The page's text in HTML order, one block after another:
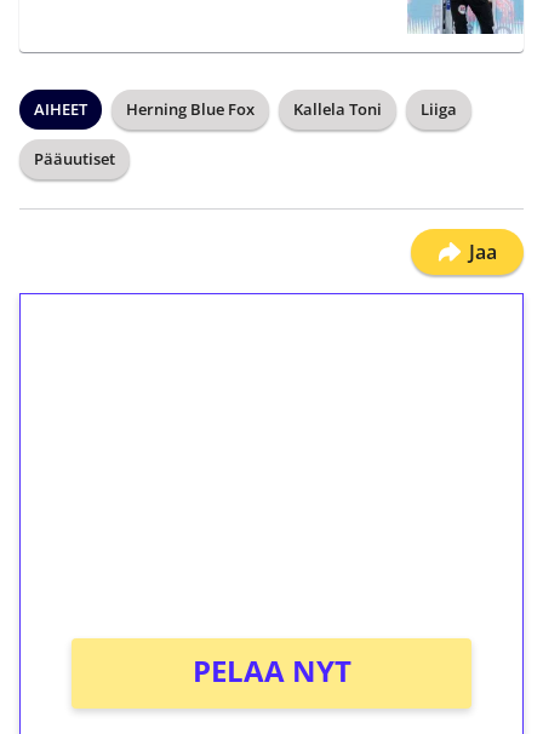
AIHEET Herning Blue Fox Kallela Toni Liiga
Pääuutiset
Jaa
PELAA NYT